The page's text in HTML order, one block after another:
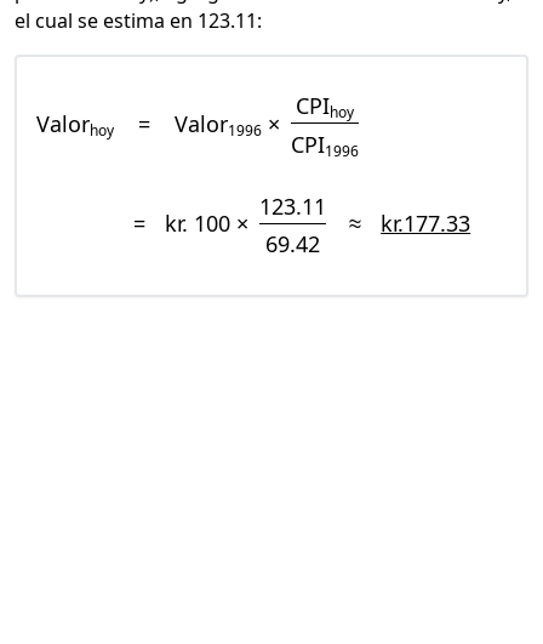
el cual se estima en 123.11:
Valorhoy = Valor1996 ×
CPIhoy
CPI1996
= kr. 100 ×
123.11
69.42
≈ kr.177.33